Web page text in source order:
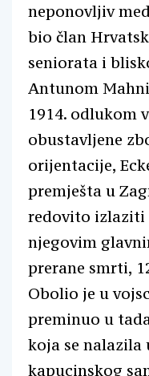
neponovljiv
bio član
seniorata i
Antunom
1914. odlukom
obustavljene
orijentacije,
premješta u
redovito izlaziti
njegovim
prerane smrti,
Obolio je u
preminuo u
koja se
kapucinskog